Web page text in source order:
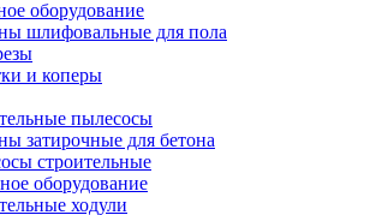
оборудование
шлифовальные для пола
и коперы
пылесосы
затирочные для бетона
строительные
оборудование
ходули